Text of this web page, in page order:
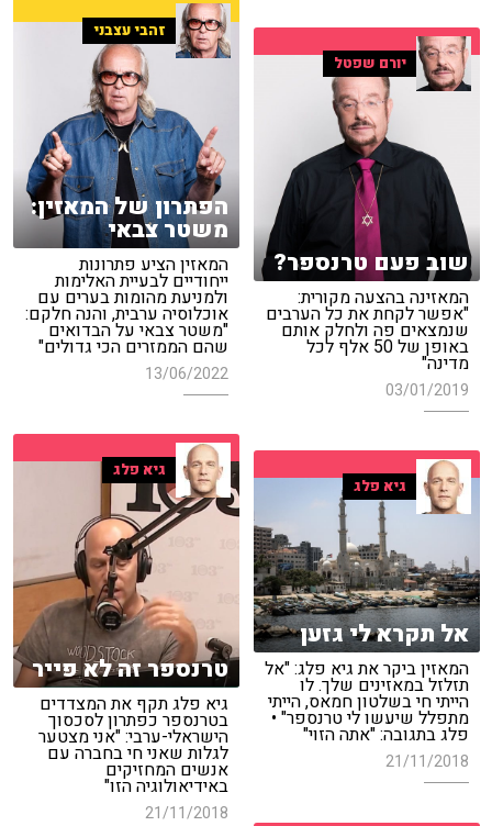
זהבי עצבני
הפתרון של המאזין:
משטר צבאי
המאזין הציע פתרונות
ייחודיים לבעיית האלימות
ולמניעת מהומות בערים עם
אוכלוסיה ערבית, והנה חלקם:
"משטר צבאי על הבדואים
שהם הממזרים הכי גדולים"
13/06/2022
יורם שפטל
שוב פעם טרנספר?
המאזינה בהצעה מקורית:
"אפשר לקחת את כל הערבים
שנמצאים פה ולחלק אותם
באופן של 50 אלף לכל
מדינה"
03/01/2019
גיא פלג
טרנספר זה לא פייר
גיא פלג תקף את המצדדים
בטרנספר כפתרון לסכסוך
הישראלי-ערבי: "אני מצטער
לגלות שאני חי בחברה עם
אנשים המחזיקים
באידיאולוגיה הזו"
21/11/2018
גיא פלג
אל תקרא לי גזען
המאזין ביקר את גיא פלג: "אל
תזלזל במאזינים שלך. לו
הייתי חי בשלטון חמאס, הייתי
מתפלל שיעשו לי טרנספר" •
פלג בתגובה: "אתה הזוי"
21/11/2018